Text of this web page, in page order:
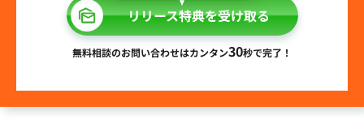
リリース特典を受け取る
無料相談のお問い合わせはカンタン30秒で完了！